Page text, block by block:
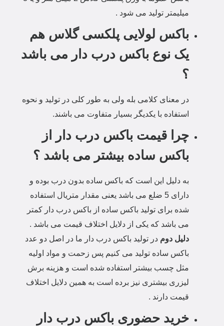
میلیمتر تولید می شود .
باکس لولایی پلکسی گلاس هم
یک نوع باکس درب دار می باشد
؟
در معنای کلامی بله ولی به طور کلی در تولید و نحوه
استفاده با یکدیگر بسیار متفاوت می باشند.
چرا قیمت باکس درب دار از
باکس ساده بیشتر می باشد ؟
به دلیل این است که باکس ساده بدون درب بوده و
دارای 5 ضلع می باشد یعنی مقدار متریال استفاده
شده برای تولید باکس ساده از باکس درب دار کمتر
می باشد که یکی از دلایل اختلاف قیمت می باشد .
دلیل دوم در تولید باکس درب دار ما در اصل دو عدد
باکس ساده تولید می کنیم پس زحمت و مواد اولیه
مثل چسب بیشتر استفاده شده است و هزینه برش
لیزری بیشتری نیز برده است به همین دلایل اختلاف
قیمت دارند .
خرید حضوری باکس درب دار